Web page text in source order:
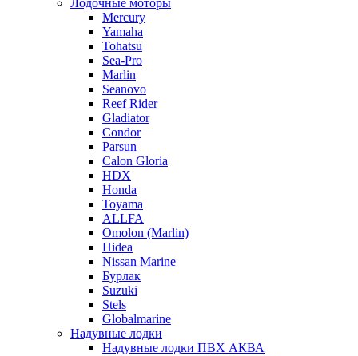
Лодочные моторы
Mercury
Yamaha
Tohatsu
Sea-Pro
Marlin
Seanovo
Reef Rider
Gladiator
Condor
Parsun
Calon Gloria
HDX
Honda
Toyama
ALLFA
Omolon (Marlin)
Hidea
Nissan Marine
Бурлак
Suzuki
Stels
Globalmarine
Надувные лодки
Надувные лодки ПВХ АКВА